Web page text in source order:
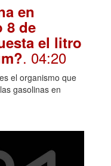
en
8 de
el litro
. 04:20
el organismo que
gasolinas en